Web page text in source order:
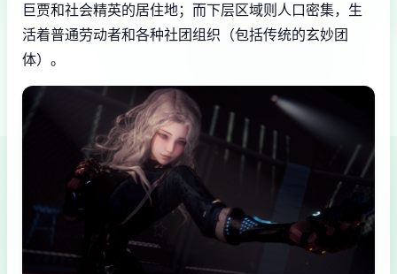
巨贾和社会精英的居住地；而下层区域则人口密集，生
活着普通劳动者和各种社团组织（包括传统的玄妙团
体）。